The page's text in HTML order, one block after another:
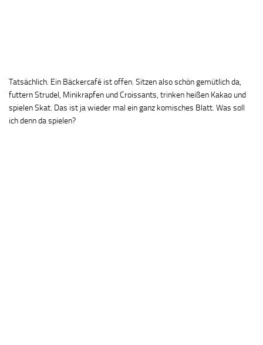
Tatsächlich. Ein Bäckercafé ist offen. Sitzen also schön gemütlich da,
futtern Strudel, Minikrapfen und Croissants, trinken heißen Kakao und
spielen Skat. Das ist ja wieder mal ein ganz komisches Blatt. Was soll
ich denn da spielen?